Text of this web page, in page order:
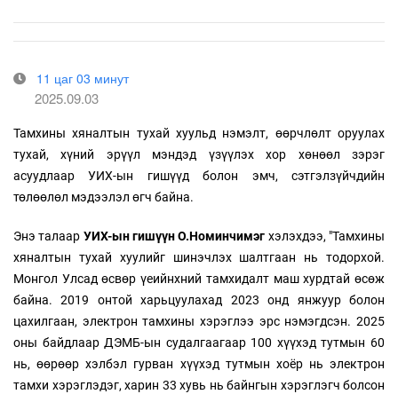
11 цаг 03 минут
2025.09.03
Тамхины хяналтын тухай хуульд нэмэлт, өөрчлөлт оруулах
тухай, хүний эрүүл мэндэд үзүүлэх хор хөнөөл зэрэг
асуудлаар УИХ-ын гишүүд болон эмч, сэтгэлзүйчдийн
төлөөлөл мэдээлэл өгч байна.
Энэ талаар УИХ-ын гишүүн О.Номинчимэг хэлэхдээ, "Тамхины
хяналтын тухай хуулийг шинэчлэх шалтгаан нь тодорхой.
Монгол Улсад өсвөр үеийнхний тамхидалт маш хурдтай өсөж
байна. 2019 онтой харьцуулахад 2023 онд янжуур болон
цахилгаан, электрон тамхины хэрэглээ эрс нэмэгдсэн. 2025
оны байдлаар ДЭМБ-ын судалгаагаар 100 хүүхэд тутмын 60
нь, өөрөөр хэлбэл гурван хүүхэд тутмын хоёр нь электрон
тамхи хэрэглэдэг, харин 33 хувь нь байнгын хэрэглэгч болсон